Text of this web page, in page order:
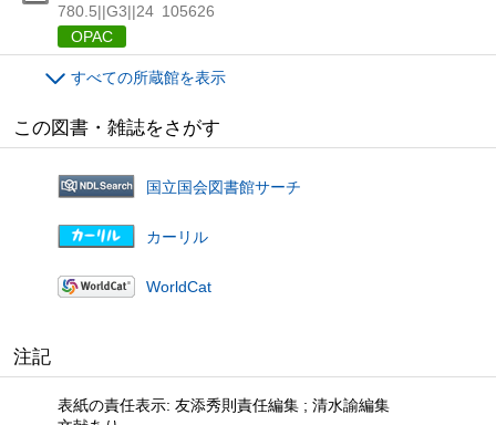
780.5||G3||24 105626
OPAC
すべての所蔵館を表示
この図書・雑誌をさがす
国立国会図書館サーチ
カーリル
WorldCat
注記
表紙の責任表示: 友添秀則責任編集 ; 清水諭編集